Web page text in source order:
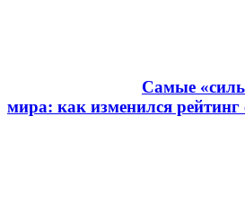
Самые
мира: как изменился рейтинг